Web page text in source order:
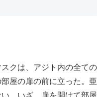
クは、アジト内の全ての
屋の扉の前に立った。亜
。いざ、扉を開けて部屋